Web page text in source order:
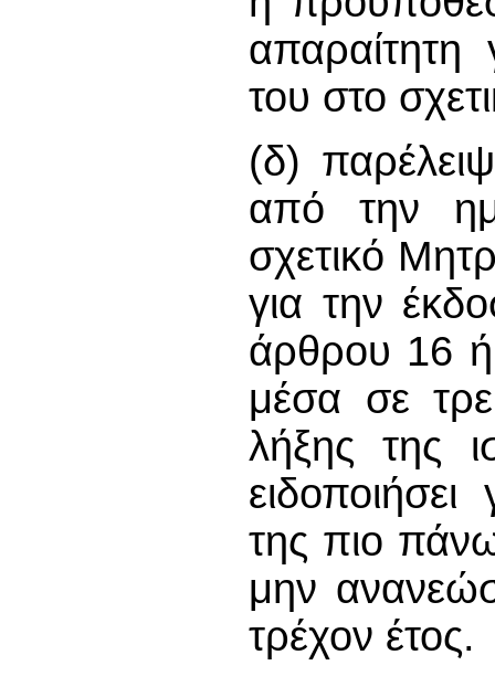
του στο
(δ)
από την
σχετικό
για την
άρθρου 16 ή
μέσα σε
λήξης της
της πιο
μην
τρέχον έτος.